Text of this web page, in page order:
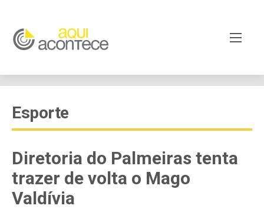
Esporte
Diretoria do Palmeiras tenta
trazer de volta o Mago
Valdívia